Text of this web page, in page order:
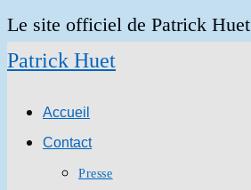
Skip
to
Le site officiel de Patrick Huet
Patrick Huet
Accueil
Contact
Presse